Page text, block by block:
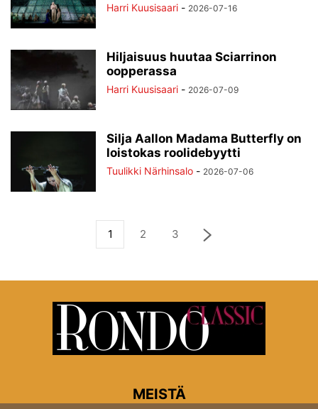
Harri Kuusisaari - 2026-07-16
Hiljaisuus huutaa Sciarrinon
oopperassa
Harri Kuusisaari - 2026-07-09
Silja Aallon Madama Butterfly on
loistokas roolidebyytti
Tuulikki Närhinsalo - 2026-07-06
1 2 3
MEISTÄ